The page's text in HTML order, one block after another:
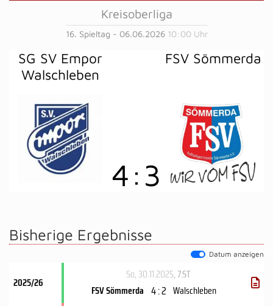
Kreisoberliga
16. Spieltag - 06.06.2026 10:00 Uhr
SG SV Empor
Walschleben
FSV Sömmerda
4 : 3
Bisherige Ergebnisse
Datum anzeigen
2025/26
So, 30.11.2025, 7.ST
FSV Sömmerda 4 : 2 Walschleben